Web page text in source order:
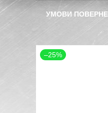
УМОВИ
–25%